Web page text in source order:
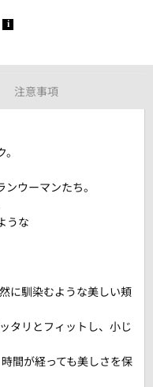
注意事項
ウーマンたち。
うな
に馴染むような美しい頬
タリとフィットし、小じ
間が経っても美しさを保